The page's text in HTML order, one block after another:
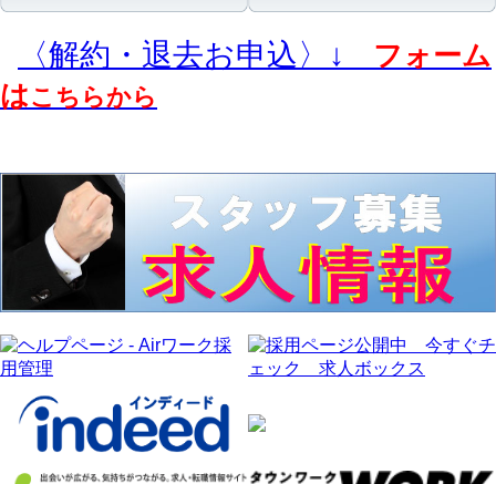
〈解約・退去お申込〉↓
フォーム
はこちらから